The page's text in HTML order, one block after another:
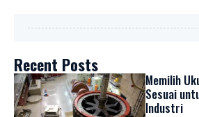
Recent Posts
Memilih
Sesuai
Industri